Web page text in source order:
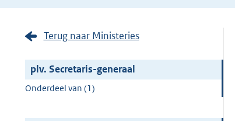
Terug naar Ministeries
plv. Secretaris-generaal
Onderdeel van (1)